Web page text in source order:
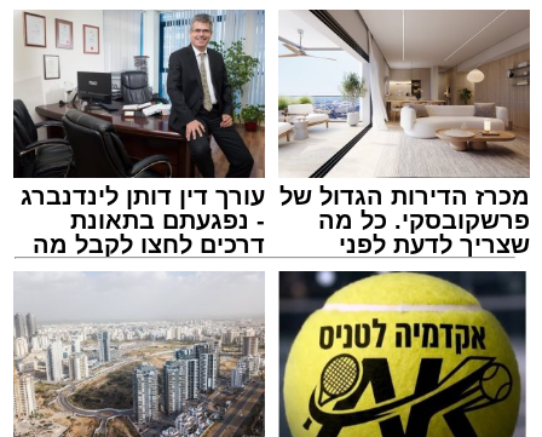
מכרז הדירות הגדול של
פרשקובסקי. כל מה
שצריך לדעת לפני
שמגישים הצעה לדירה
באשדוד
עורך דין דותן לינדנברג
- נפגעתם בתאונת
דרכים לחצו לקבל מה
שמגיע לכם